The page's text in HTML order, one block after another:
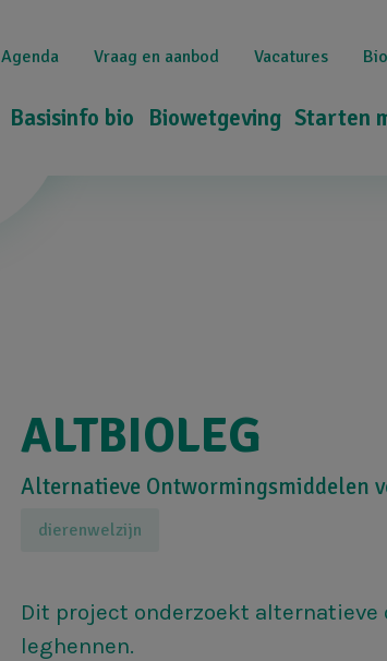
naar
inhoud
Hoofdnavigatie
Basisinfo bio Biowetgeving Starten
Top
Agenda Vraag en aanbod Vacatures
ALTBIOLEG
Alternatieve Ontwormingsmiddelen
dierenwelzijn
Dit project onderzoekt
leghennen.